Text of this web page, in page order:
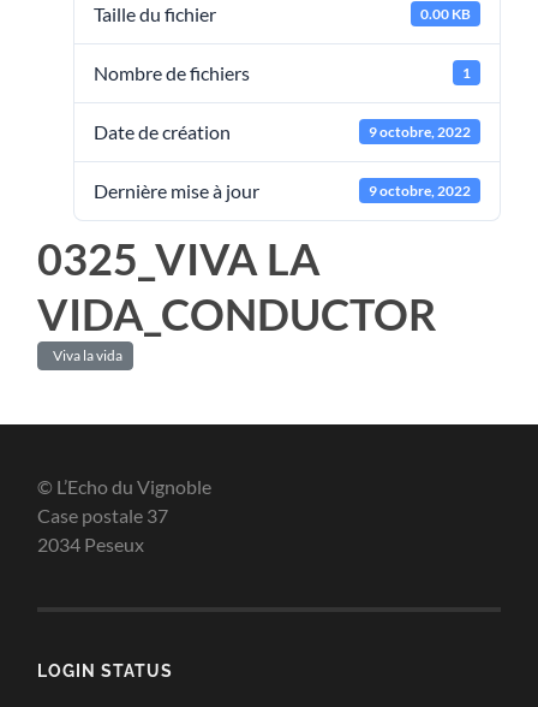
Taille du fichier 0.00 KB
Nombre de fichiers 1
Date de création 9 octobre, 2022
Dernière mise à jour 9 octobre, 2022
0325_VIVA LA
VIDA_CONDUCTOR
Viva la vida
© L’Echo du Vignoble
Case postale 37
2034 Peseux
LOGIN STATUS